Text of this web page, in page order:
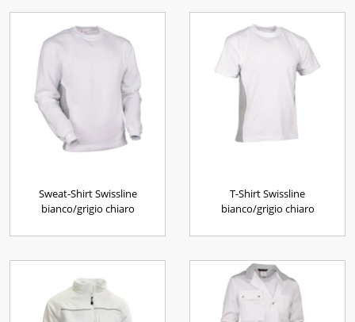
Sweat-Shirt Swissline
bianco/grigio chiaro
T-Shirt Swissline
bianco/grigio chiaro